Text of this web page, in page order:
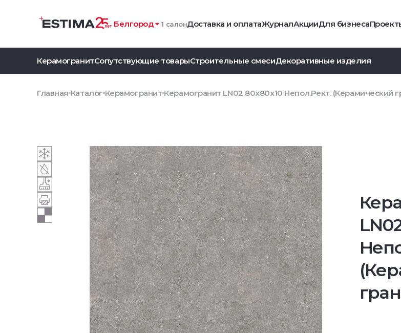
Белгород 1 салонДоставка и оплатаЖурналАкцииДля бизнеса
КерамогранитСопутствующие товарыСтроительные смесиДекоративные изделия
Главная Каталог Керамогранит Керамогранит LN02 80x80x10 Непол.Рект. (Керамический